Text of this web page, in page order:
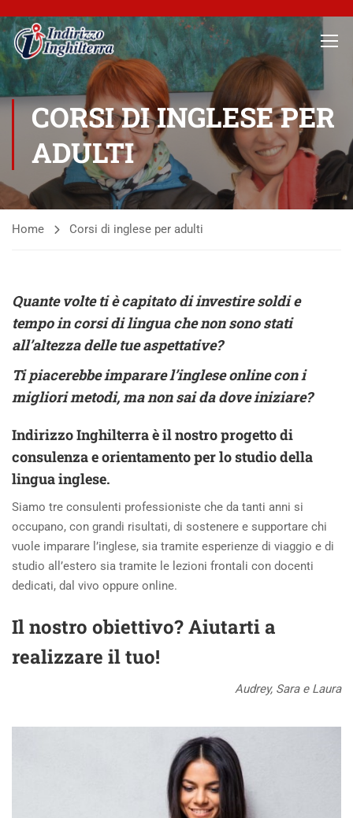
CORSI DI INGLESE PER
ADULTI
Home Corsi di inglese per adulti
Quante volte ti è capitato di investire soldi e
tempo in corsi di lingua che non sono stati
all’altezza delle tue aspettative?
Ti piacerebbe imparare l’inglese online con i
migliori metodi, ma non sai da dove iniziare?
Indirizzo Inghilterra è il nostro progetto di
consulenza e orientamento per lo studio della
lingua inglese.
Siamo tre consulenti professioniste che da tanti anni si
occupano, con grandi risultati, di sostenere e supportare chi
vuole imparare l’inglese, sia tramite esperienze di viaggio e di
studio all’estero sia tramite le lezioni frontali con docenti
dedicati, dal vivo oppure online.
Il nostro obiettivo? Aiutarti a
realizzare il tuo!
Audrey, Sara e Laura